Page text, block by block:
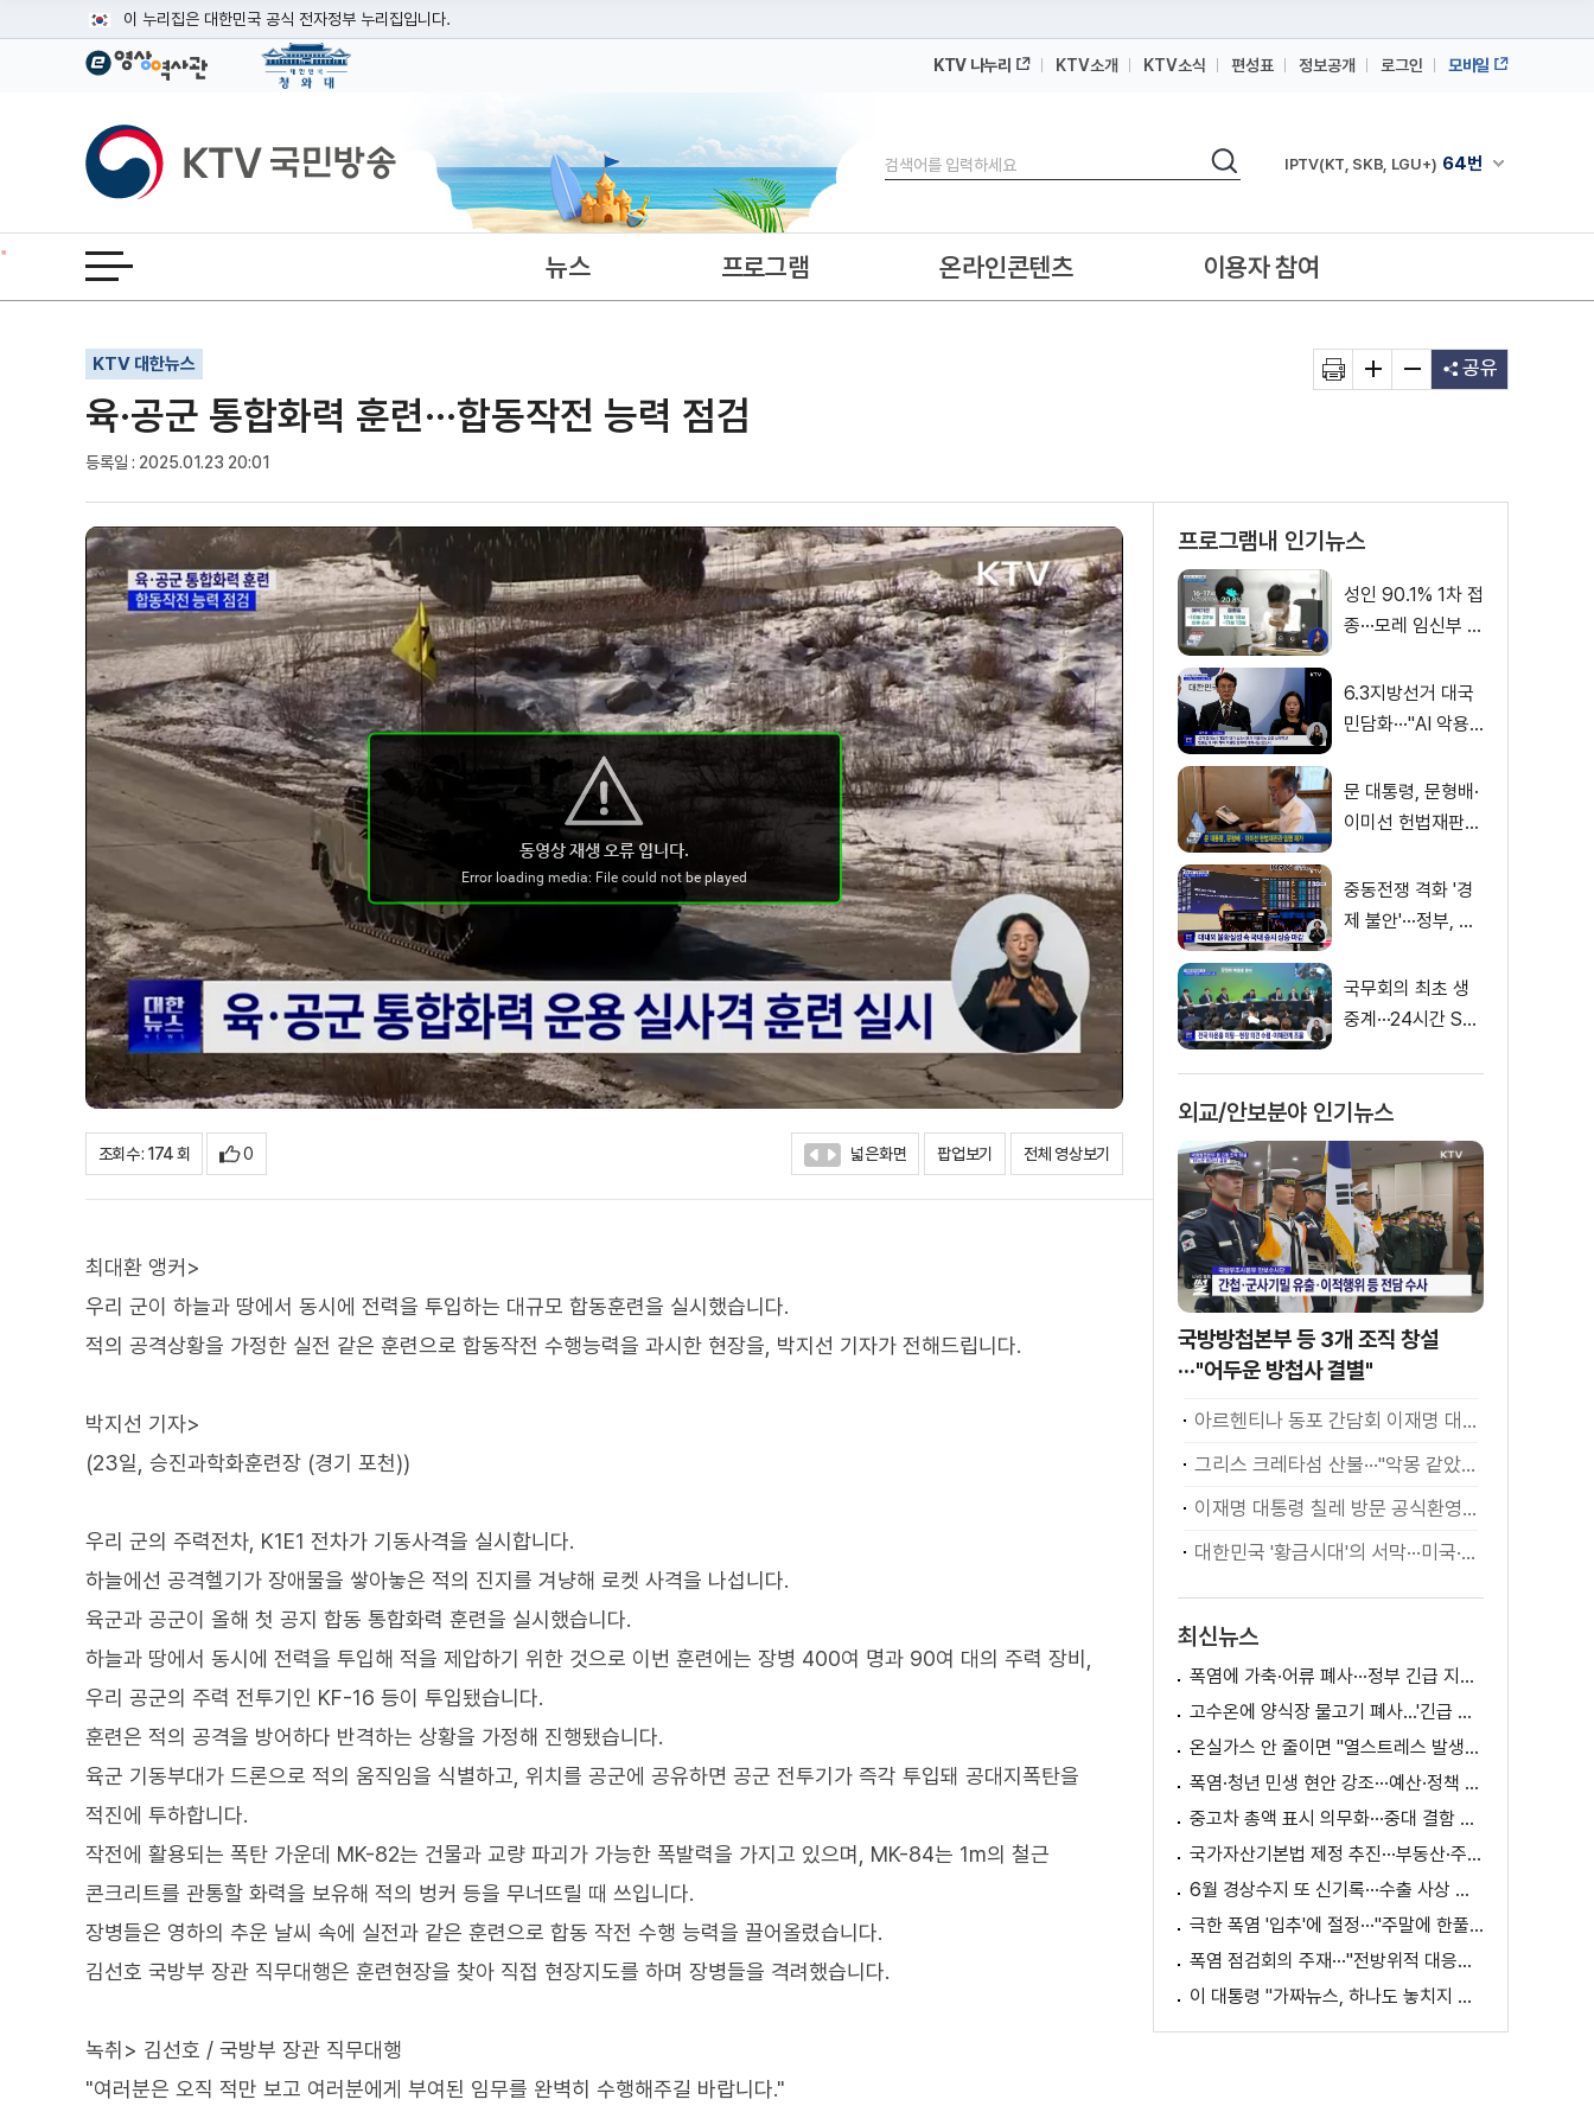
이 누리집은 대한민국 공식 전자정부 누리집입니다.
공식 누리집 주소 확인하기
이밖에 or.kr 또는 .kr등 다른 도메인 주소를 사용하고 있다면 아래 URL에서 도메인 주소를 확인해 보세요
운영중인 공식 누리집보기
KTV 나누리 KTV소개 KTV소식 편성표 정보공개 로그인 모바일
KTV국민방송
검색
검색 채널안내 펼쳐
IPTV(KT, SKB, LGU+) 64번
IPTV(KT, SKB, LGU+)
전체메뉴 열기 뉴스 프로그램 온라인콘텐츠 이용자 참여
KTV 대한뉴스
육·공군 통합화력 훈련···합동작전 능력 점검
등록일 : 2025.01.23 20:01
기사인쇄
글자확대
글자축소 공유
조회수 : 174 회 0 넓은화면 팝업보기 전체 영상보기
최대환 앵커>
우리 군이 하늘과 땅에서 동시에 전력을 투입하는 대규모 합동훈련을 실시했습니다.
적의 공격상황을 가정한 실전 같은 훈련으로 합동작전 수행능력을 과시한 현장을, 박지선 기자가 전해드립니다.
박지선 기자>
(23일, 승진과학화훈련장 (경기 포천))
우리 군의 주력전차, K1E1 전차가 기동사격을 실시합니다.
하늘에선 공격헬기가 장애물을 쌓아놓은 적의 진지를 겨냥해 로켓 사격을 나섭니다.
육군과 공군이 올해 첫 공지 합동 통합화력 훈련을 실시했습니다.
하늘과 땅에서 동시에 전력을 투입해 적을 제압하기 위한 것으로 이번 훈련에는 장병 400여 명과 90여 대의 주력 장비,
우리 공군의 주력 전투기인 KF-16 등이 투입됐습니다.
훈련은 적의 공격을 방어하다 반격하는 상황을 가정해 진행됐습니다.
육군 기동부대가 드론으로 적의 움직임을 식별하고, 위치를 공군에 공유하면 공군 전투기가 즉각 투입돼 공대지폭탄을
적진에 투하합니다.
작전에 활용되는 폭탄 가운데 MK-82는 건물과 교량 파괴가 가능한 폭발력을 가지고 있으며, MK-84는 1m의 철근
콘크리트를 관통할 화력을 보유해 적의 벙커 등을 무너뜨릴 때 쓰입니다.
장병들은 영하의 추운 날씨 속에 실전과 같은 훈련으로 합동 작전 수행 능력을 끌어올렸습니다.
김선호 국방부 장관 직무대행은 훈련현장을 찾아 직접 현장지도를 하며 장병들을 격려했습니다.
녹취> 김선호 / 국방부 장관 직무대행
"여러분은 오직 적만 보고 여러분에게 부여된 임무를 완벽히 수행해주길 바랍니다."
프로그램내 인기뉴스
성인 90.1% 1차 접
종···모레 임신부 사
6.3지방선거 대국
민담화···"AI 악용
문 대통령, 문형배·
이미선 헌법재판관
중동전쟁 격화 '경
제 불안'···정부, 금
소화
국무회의 최초 생
중계···24시간 SN
외교/안보분야 인기뉴스
국방방첩본부 등 3개 조직 창설
···"어두운 방첩사 결별"
아르헨티나 동포 간담회 이재명 대통령 모두발언
그리스 크레타섬 산불···"악몽 같았다" [월드 투데이]
이재명 대통령 칠레 방문 공식환영식
대한민국 '황금시대'의 서막···미국·남미 순방 성과 총정리 [정.주.행]
최신뉴스
폭염에 가축·어류 폐사···정부 긴급 지원책 마련
고수온에 양식장 물고기 폐사...'긴급 방류' 지원
온실가스 안 줄이면 "열스트레스 발생일 29배 증가"
폭염·청년 민생 현안 강조···예산·정책 방향 제시
중고차 총액 표시 의무화···중대 결함 시 '계약 해제'
국가자산기본법 제정 추진···부동산·주식 등 통합 관리
6월 경상수지 또 신기록···수출 사상 첫 1천억 달러
극한 폭염 '입추'에 절정···"주말에 한풀 꺾인다"
폭염 점검회의 주재···"전방위적 대응체계 가동"
이 대통령 "가짜뉴스, 하나도 놓치지 말고 바로잡아야"